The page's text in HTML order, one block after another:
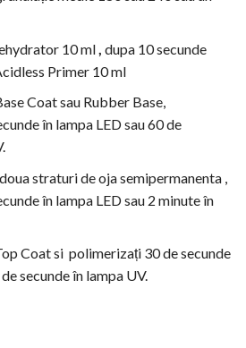
10 ml, dupa 10 secunde
Primer 10 ml
Coat sau Rubber Base,
în lampa LED sau 60 de
straturi de oja semipermanenta ,
în lampa LED sau 2 minute în
Coat si polimerizați 30 de secunde
secunde în lampa UV.